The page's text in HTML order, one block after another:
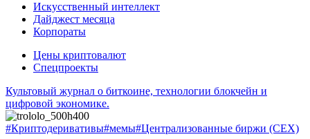
Искусственный интеллект
Дайджест месяца
Корпораты
Цены криптовалют
Спецпроекты
Культовый журнал о биткоине, технологии блокчейн и
цифровой экономике.
#Криптодеривативы#мемы#Централизованные биржи (CEX)